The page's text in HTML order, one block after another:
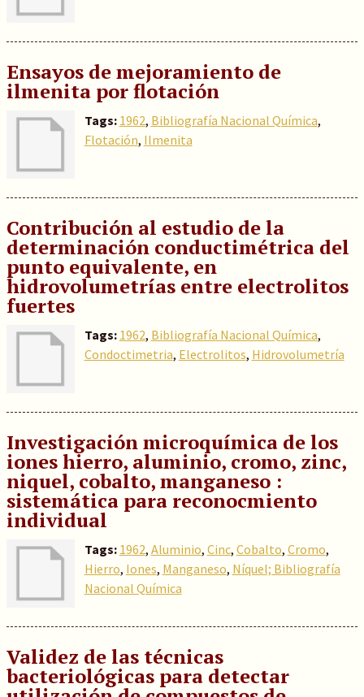
Ensayos de mejoramiento de
ilmenita por flotación
Tags: 1962, Bibliografía Nacional Química,
Flotación, Ilmenita
Contribución al estudio de la
determinación conductimétrica del
punto equivalente, en
hidrovolumetrías entre electrolitos
fuertes
Tags: 1962, Bibliografía Nacional Química,
Condoctimetria, Electrolitos, Hidrovolumetría
Investigación microquímica de los
iones hierro, aluminio, cromo, zinc,
niquel, cobalto, manganeso :
sistemática para reconocmiento
individual
Tags: 1962, Aluminio, Cinc, Cobalto, Cromo,
Hierro, Iones, Manganeso, Níquel; Bibliografía
Nacional Química
Validez de las técnicas
bacteriológicas para detectar